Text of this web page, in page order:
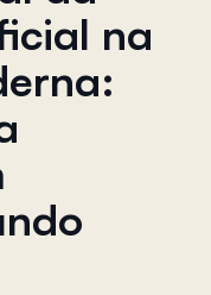
na